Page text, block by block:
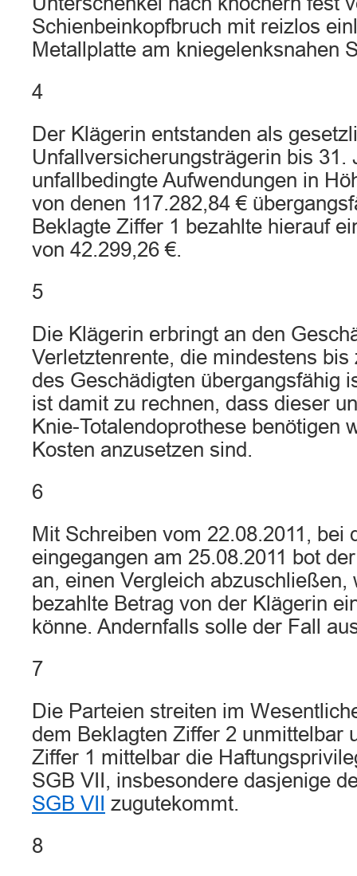
Schienbeinkopfbruch mit reizlos
Metallplatte am kniegelenksnahen
4
Der Klägerin entstanden als
Unfallversicherungsträgerin bis 31.
unfallbedingte Aufwendungen in
von denen 117.282,84 €
Beklagte Ziffer 1 bezahlte hierauf
von 42.299,26 €.
5
Die Klägerin erbringt an den
Verletztenrente, die mindestens
des Geschädigten übergangsfähig
ist damit zu rechnen, dass dieser
Knie-Totalendoprothese benötigen
Kosten anzusetzen sind.
6
Mit Schreiben vom 22.08.2011, bei
eingegangen am 25.08.2011 bot
an, einen Vergleich abzuschließen,
bezahlte Betrag von der Klägerin
könne. Andernfalls solle der Fall
7
Die Parteien streiten im
dem Beklagten Ziffer 2 unmittelbar
Ziffer 1 mittelbar die
SGB VII, insbesondere dasjenige
SGB VII
zugutekommt.
8